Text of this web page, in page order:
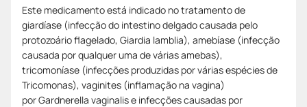
Este medicamento está indicado no tratamento de
giardíase (infecção do intestino delgado causada pelo
protozoário flagelado, Giardia lamblia), amebíase (infecção
causada por qualquer uma de várias amebas),
tricomoníase (infecções produzidas por várias espécies de
Tricomonas), vaginites (inflamação na vagina)
por Gardnerella vaginalis e infecções causadas por